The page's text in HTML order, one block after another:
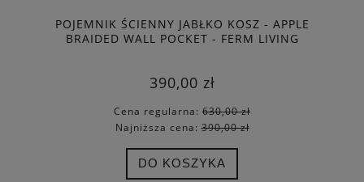
POJEMNIK ŚCIENNY JABŁKO KOSZ - APPLE
BRAIDED WALL POCKET - FERM LIVING
390,00 zł
Cena regularna: 630,00 zł
Najniższa cena:390,00 zł
DO KOSZYKA